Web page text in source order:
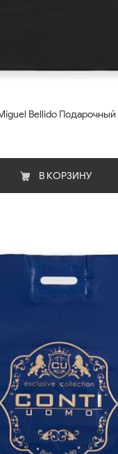
Bellido Подарочный
В КОРЗИНУ